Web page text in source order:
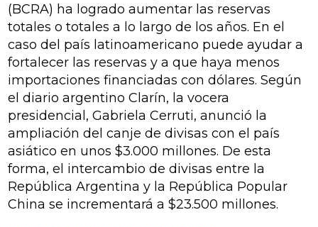
(BCRA) ha logrado aumentar las reservas
totales o totales a lo largo de los años. En el
caso del país latinoamericano puede ayudar a
fortalecer las reservas y a que haya menos
importaciones financiadas con dólares. Según
el diario argentino Clarín, la vocera
presidencial, Gabriela Cerruti, anunció la
ampliación del canje de divisas con el país
asiático en unos $3.000 millones. De esta
forma, el intercambio de divisas entre la
República Argentina y la República Popular
China se incrementará a $23.500 millones.